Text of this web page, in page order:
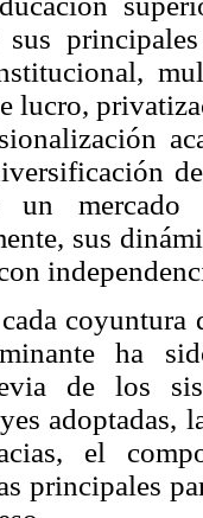
lucro,
un
sus
coyuntura
ha
de los
adoptadas,
el
principales